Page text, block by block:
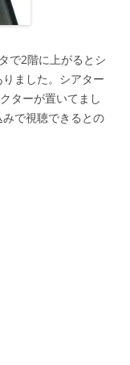
で2階に上がるとシ
ました。シアター
ターが置いてまし
で視聴できるとの